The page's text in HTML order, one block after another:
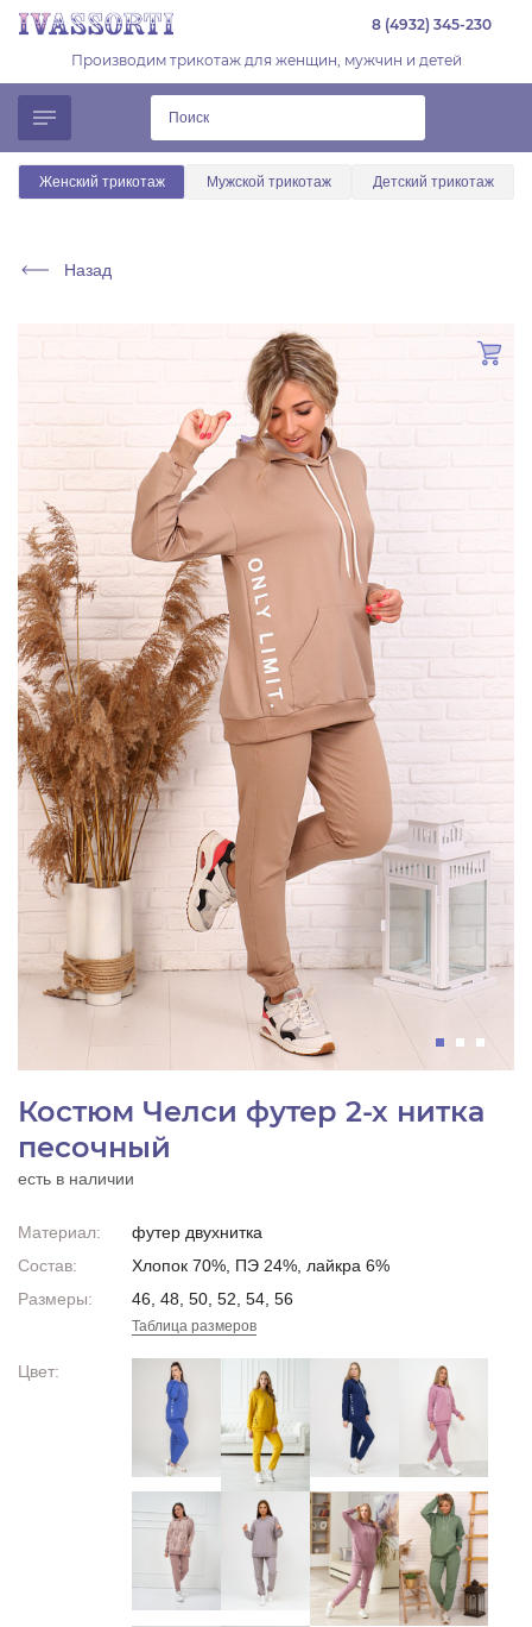
8 (4932) 345-230
Производим трикотаж для женщин, мужчин и детей
Женский трикотаж Мужской трикотаж Детский трикотаж
Назад
Костюм Челси футер 2-х нитка
песочный
есть в наличии
Материал:
футер двухнитка
Состав:
Хлопок 70%, ПЭ 24%, лайкра 6%
Размеры:
46, 48, 50, 52, 54, 56
Таблица размеров
Цвет: